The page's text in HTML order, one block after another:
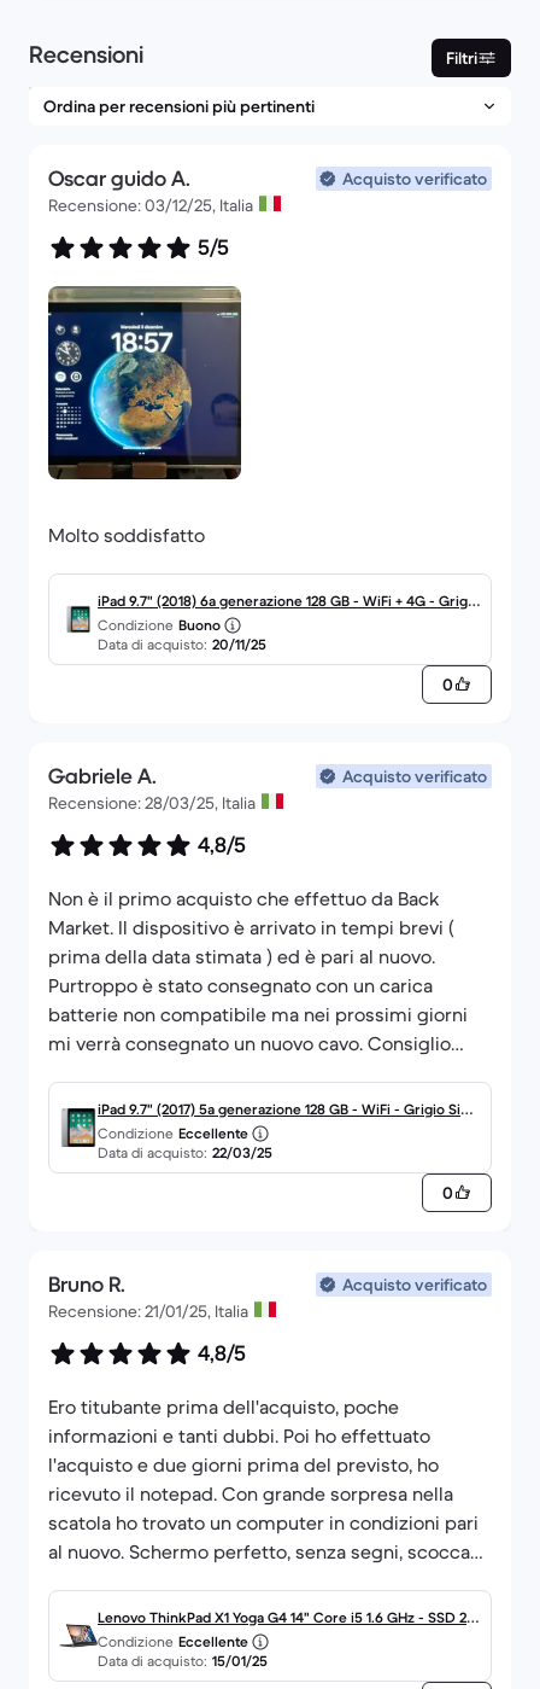
Recensioni Filtri
Oscar guido A.
Acquisto verificato
Recensione: 03/12/25, Italia
5/5
Molto soddisfatto
iPad 9.7" (2018) 6a generazione 128 GB - WiFi + 4G - Grigio
Siderale
Condizione Buono
Data di acquisto: 20/11/25
0
Gabriele A.
Acquisto verificato
Recensione: 28/03/25, Italia
4,8/5
Non è il primo acquisto che effettuo da Back
Market. Il dispositivo è arrivato in tempi brevi (
prima della data stimata ) ed è pari al nuovo.
Purtroppo è stato consegnato con un carica
batterie non compatibile ma nei prossimi giorni
mi verrà consegnato un nuovo cavo. Consiglio
iPad 9.7" (2017) 5a generazione 128 GB - WiFi - Grigio Side
rale
Condizione Eccellente
Data di acquisto: 22/03/25
0
Bruno R.
Acquisto verificato
Recensione: 21/01/25, Italia
4,8/5
Ero titubante prima dell'acquisto, poche
informazioni e tanti dubbi. Poi ho effettuato
l'acquisto e due giorni prima del previsto, ho
ricevuto il notepad. Con grande sorpresa nella
scatola ho trovato un computer in condizioni pari
al nuovo. Schermo perfetto, senza segni, scocca
d'acquisto molto positiva.
Lenovo ThinkPad X1 Yoga G4 14" Core i5 1.6 GHz - SSD 25
6 GB - 8GB QWERTZ - Tedesco
Condizione Eccellente
Data di acquisto: 15/01/25